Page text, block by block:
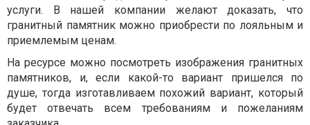
услуги. В нашей компании желают доказать, что
гранитный памятник можно приобрести по лояльным и
приемлемым ценам.
На ресурсе можно посмотреть изображения гранитных
памятников, и, если какой-то вариант пришелся по
душе, тогда изготавливаем похожий вариант, который
будет отвечать всем требованиям и пожеланиям